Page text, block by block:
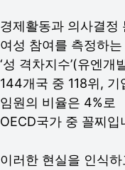
경제활동과 의사결정
여성 참여를 측정하는
‘성 격차지수’(유엔개
144개국 중 118위, 기
임원의 비율은 4%로
OECD국가 중 꼴찌입
이러한 현실을 인식하